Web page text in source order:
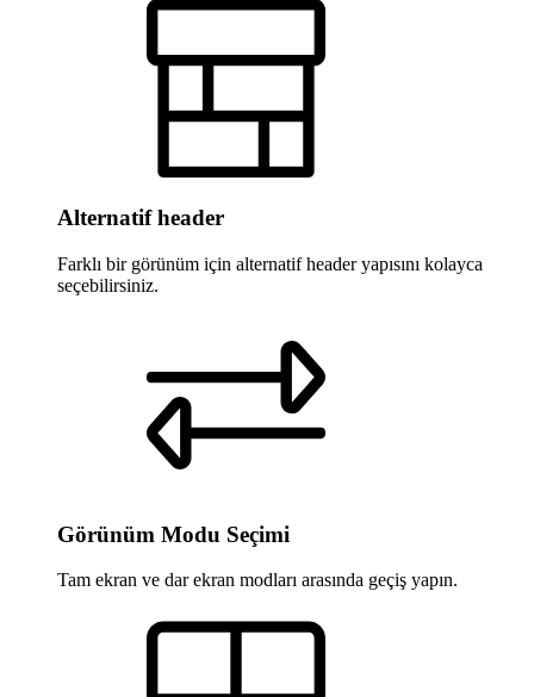
Alternatif header
Farklı bir görünüm için alternatif header yapısını kolayca
seçebilirsiniz.
Görünüm Modu Seçimi
Tam ekran ve dar ekran modları arasında geçiş yapın.